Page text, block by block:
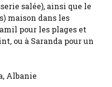
salée), ainsi que le
maison dans les
pour les plages et
ou à Saranda pour un